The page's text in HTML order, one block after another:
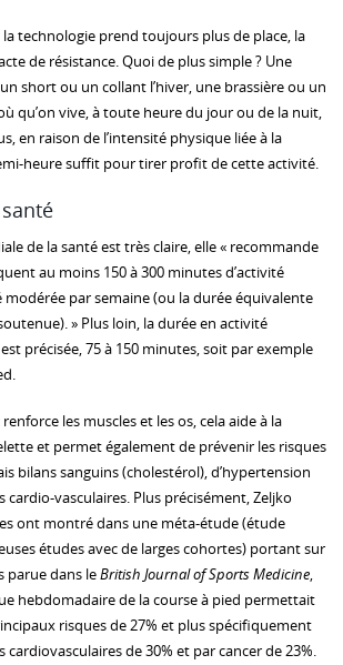
la technologie prend toujours plus de place, la
de résistance. Quoi de plus simple ? Une
short ou un collant l’hiver, une brassière ou un
qu’on vive, à toute heure du jour ou de la nuit,
en raison de l’intensité physique liée à la
heure suffit pour tirer profit de cette activité.
de la santé est très claire, elle « recommande
au moins 150 à 300 minutes d’activité
modérée par semaine (ou la durée équivalente
» Plus loin, la durée en activité
précisée, 75 à 150 minutes, soit par exemple
les muscles et les os, cela aide à la
et permet également de prévenir les risques
bilans sanguins (cholestérol), d’hypertension
cardio-vasculaires. Plus précisément, Zeljko
ont montré dans une méta-étude (étude
études avec de larges cohortes) portant sur
parue dans leBritish Journal of Sports Medicine,
hebdomadaire de la course à pied permettait
risques de 27% et plus spécifiquement
cardiovasculaires de 30% et par cancer de 23%.